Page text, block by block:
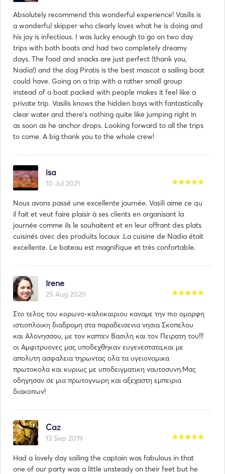
Absolutely recommend this wonderful experience! Vasilis is
a wonderful skipper who clearly loves what he is doing and
his joy is infectious. I was lucky enough to go on two day
trips with both boats and had two completely dreamy
days. The food and snacks are just perfect (thank you,
Nadia!) and the dog Piratis is the best mascot a sailing boat
could have. Going on a trip with a rather small group
instead of a boat packed with people makes it feel like a
private trip. Vasilis knows the hidden bays with fantastically
clear water and there's nothing quite like jumping right in
as soon as he anchor drops. Looking forward to all the trips
to come. A big thank you to the whole crew!
isa
10 Jul 2021
Nous avons passé une excellente journée. Vasili aime ce qu
il fait et veut faire plaisir à ses clients en organisant la
journée comme ils le souhaitent et en leur offrant des plats
cuisinés avec des produits locaux .La cuisine de Nadia était
excellente. Le bateau est magnifique et très confortable.
Irene
25 Aug 2020
Στο τελος του κορωνο-καλοκαιριου καναμε την πιο ομορφη
ιστιοπλοικη διαδρομη στα παραδεισενια νησια Σκοπελου
και Αλονησσου, με τον καπτεν Βασιλη και τον Πειρατη του!!!
οι Αμφιτρυονες μας υποδεχθηκαν ευγενεστατα,και με
απολυτη ασφαλεια τηρωντας ολα τα υγειονομικα
πρωτοκολα και κυριως με υποδειγματικη ναυτοσυνη.Μας
οδηγησαν σε μια πρωτογνωρη και αξεχαστη εμπειρια
διακοπων!
Caz
13 Sep 2019
Had a lovely day sailing the captain was fabulous in that
one of our party was a little unsteady on their feet but he